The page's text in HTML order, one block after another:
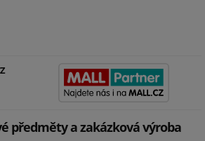
předměty a zakázková výroba